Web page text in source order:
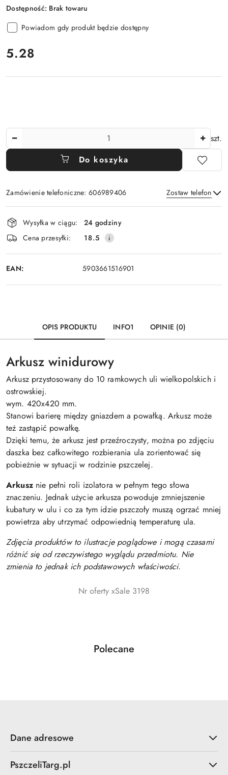
Dostępność: Brak towaru
Powiadom gdy produkt będzie dostępny
cena:
5.28
szt.
Do koszyka
Zamówienie telefoniczne: 606989406 Zostaw telefon
Wyślij
Dostępność
i
dostawa
Wysyłka w ciągu:
24 godziny
Cena przesyłki:
18.5
EAN: 5903661516901
OPIS PRODUKTU INFO1 OPINIE (0)
Arkusz winidurowy
Arkusz przystosowany do 10 ramkowych uli wielkopolskich i
ostrowskiej.
wym. 420x420 mm.
Stanowi barierę między gniazdem a powałką. Arkusz może
też zastąpić powałkę.
Dzięki temu, że arkusz jest przeźroczysty, można po zdjęciu
daszka bez całkowitego rozbierania ula zorientować się
pobieżnie w sytuacji w rodzinie pszczelej.
Arkusznie pełni roli izolatora w pełnym tego słowa
znaczeniu. Jednak użycie arkusza powoduje zmniejszenie
kubatury w ulu i co za tym idzie pszczoły muszą ogrzać mniej
powietrza aby utrzymać odpowiednią temperaturę ula.
Zdjęcia produktów to ilustracje poglądowe i mogą czasami
różnić się od rzeczywistego wyglądu przedmiotu. Nie
zmienia to jednak ich podstawowych właściwości.
Nr oferty xSale 3198
Pomiń karuzelę produktów
Produkty
Polecane
Dane adresowe
PszczeliTarg.pl